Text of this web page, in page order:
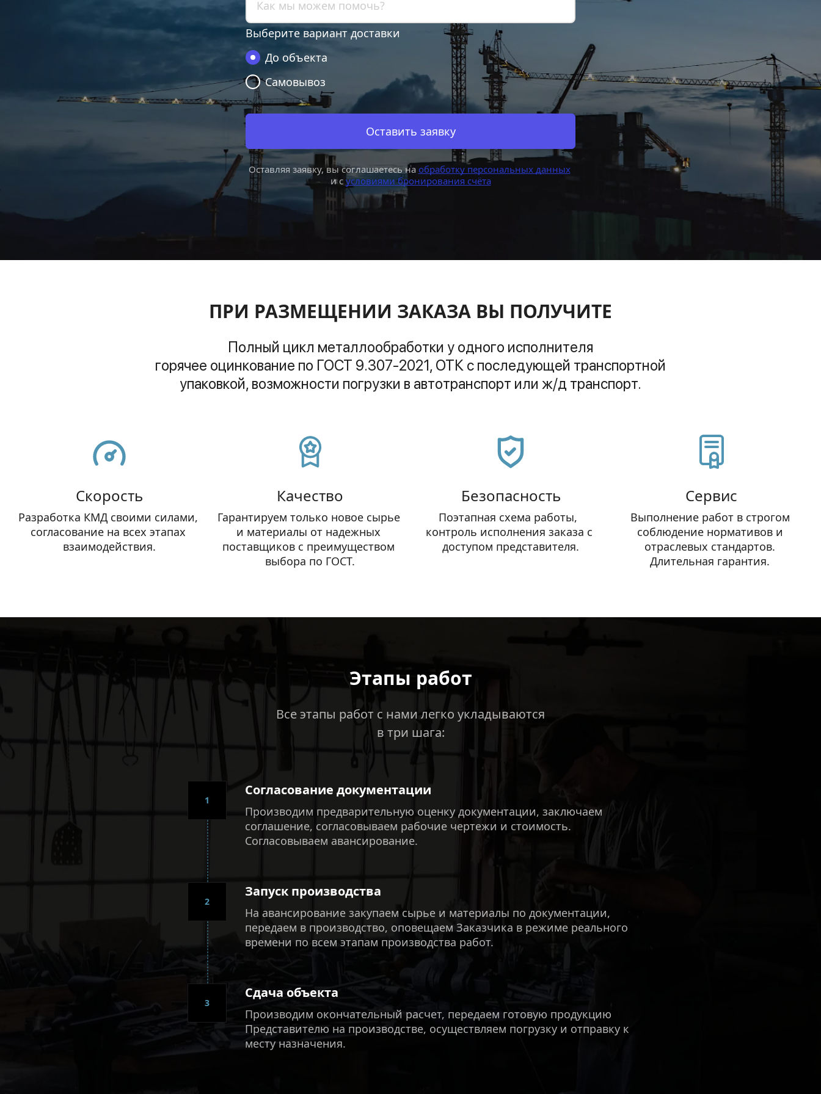
Выберите вариант доставки
До объекта
Самовывоз
Оставить заявку
Оставляя заявку, вы соглашаетесь на обработку персональных данных
и с условиями бронирования счёта
ПРИ РАЗМЕЩЕНИИ ЗАКАЗА ВЫ ПОЛУЧИТЕ
Полный цикл металлообработки у одного исполнителя
упаковкой, возможности погрузки в автотранспорт или ж/д транспорт.
Скорость
Разработка КМД своими силами,
согласование на всех этапах
взаимодействия.
Качество
Гарантируем только новое сырье
и материалы от надежных
поставщиков с преимуществом
выбора по ГОСТ.
Безопасность
Поэтапная схема работы,
контроль исполнения заказа с
доступом представителя.
Сервис
Выполнение работ в строгом
соблюдение нормативов и
отраслевых стандартов.
Длительная гарантия.
Этапы работ
Все этапы работ с нами легко укладываются
в три шага:
1
Согласование документации
Производим предварительную оценку документации, заключаем
соглашение, согласовываем рабочие чертежи и стоимость.
Согласовываем авансирование.
2
Запуск производства
На авансирование закупаем сырье и материалы по документации,
передаем в производство, оповещаем Заказчика в режиме реального
времени по всем этапам производства работ.
3
Сдача объекта
Производим окончательный расчет, передаем готовую продукцию
Представителю на производстве, осуществляем погрузку и отправку к
месту назначения.